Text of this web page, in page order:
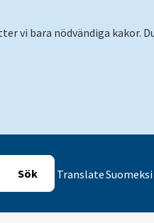
vi bara nödvändiga kakor.
TranslateSuomeksi